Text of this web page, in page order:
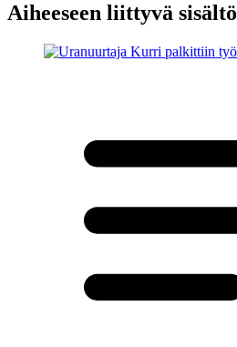
Aiheeseen liittyvä sisältö